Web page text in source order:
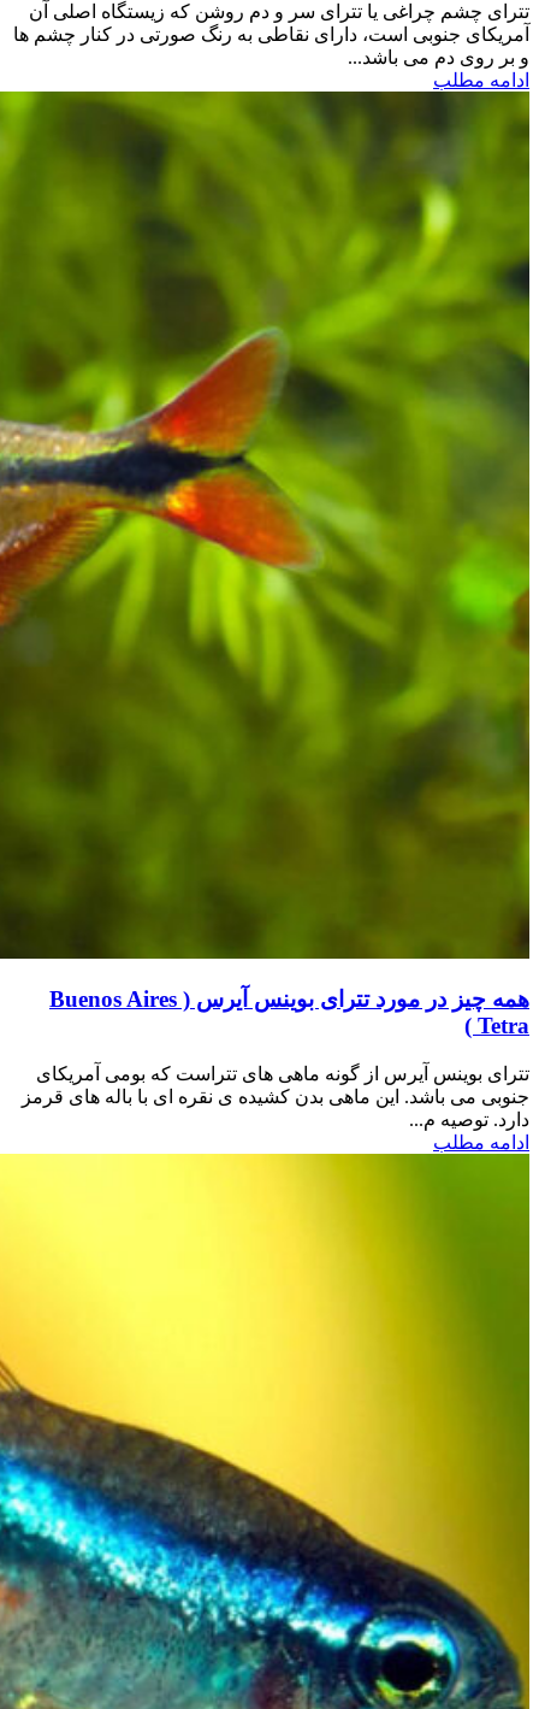
تترای چشم چراغی یا تترای سر و دم روشن که زیستگاه اصلی آن
آمریکای جنوبی است، دارای نقاطی به رنگ صورتی در کنار چشم ها
و بر روی دم می باشد...
ادامه مطلب
همه چیز در مورد تترای بوینس آیرس ( Buenos Aires
Tetra )
تترای بوینس آیرس از گونه ماهی های تتراست که بومی آمریکای
جنوبی می باشد. این ماهی بدن کشیده ی نقره ای با باله های قرمز
دارد. توصیه م...
ادامه مطلب